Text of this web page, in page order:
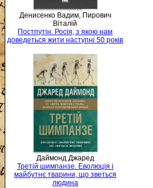
Денисенко Вадим, Пирович
Віталій
Постпутін. Росія, з якою нам
доведеться жити наступні 50 років
Даймонд Джаред
Третій шимпанзе. Еволюція і
майбутнє тварини, що зветься
людина